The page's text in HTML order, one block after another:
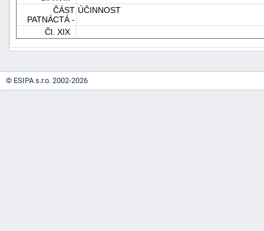
ČÁST
PATNÁCTÁ -
ÚČINNOST
Čl. XIX
© ESIPA s.r.o. 2002-2026